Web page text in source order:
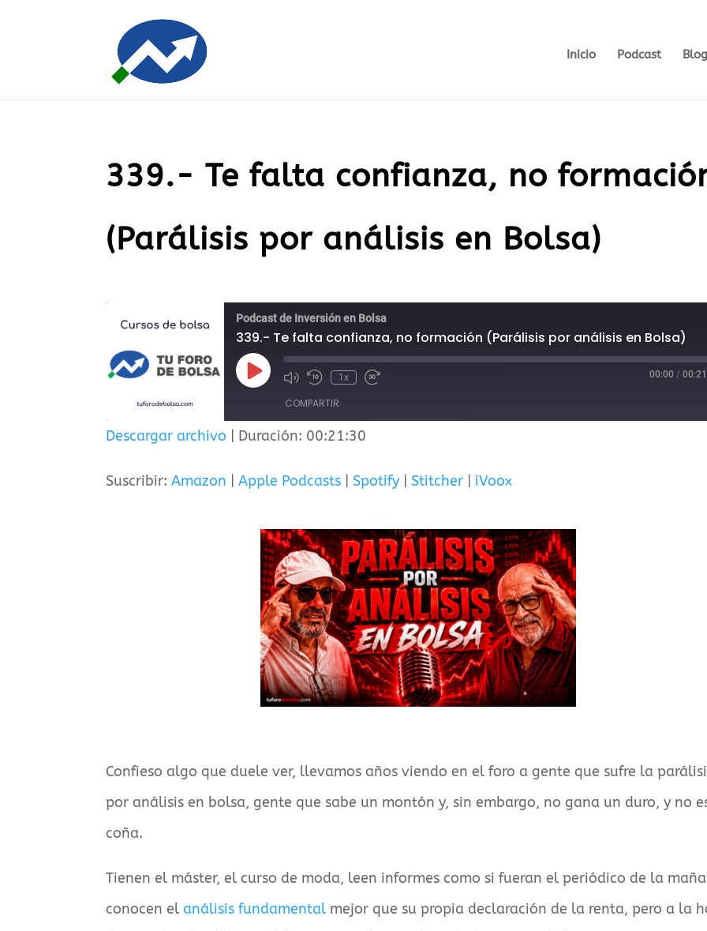
Inicio Podcast Blog
339.- Te falta confianza, no
(Parálisis por análisis en Bolsa)
Podcast de Inversión en Bolsa
339.- Te falta confianza, no formación (Parálisis por análisis en Bolsa)
Reproducir
episodio
1x 00:00 /
COMPARTIR
COMPAR
ENLACE
Descargar archivo Duración: 00:21:30
Suscribir:Amazon |Apple Podcasts |Spotify |Stitcher iVoox
Confieso algo que duele ver, llevamos años viendo en el foro a gente que sufre la
por análisis en bolsa, gente que sabe un montón y, sin embargo, no gana un duro, y no
coña.
Tienen el máster, el curso de moda, leen informes como si fueran el periódico de la
conocen elanálisis fundamental mejor que su propia declaración de la renta, pero a la